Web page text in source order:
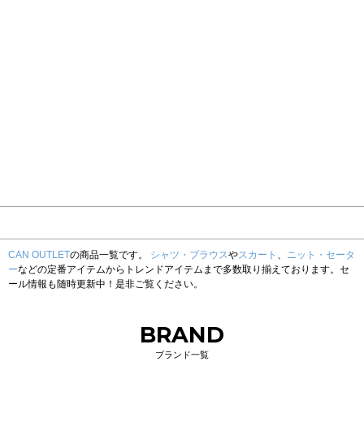
CAN OUTLETの商品一覧です。 シャツ・ブラウスやスカート 、 ニット・セータ
ーなどの定番アイテムからトレンドアイテムまで多数取り揃えております。セ
ール情報も随時更新中！是非ご覧ください。
BRAND
ブランド一覧